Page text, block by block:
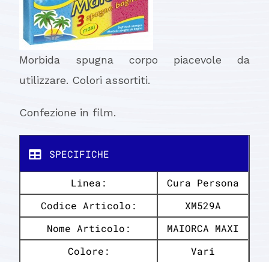
Morbida spugna corpo piacevole da
utilizzare. Colori assortiti.
Confezione in film.
SPECIFICHE
Linea:
Cura Persona
Codice Articolo:
XM529A
Nome Articolo:
MAIORCA MAXI
Colore:
Vari